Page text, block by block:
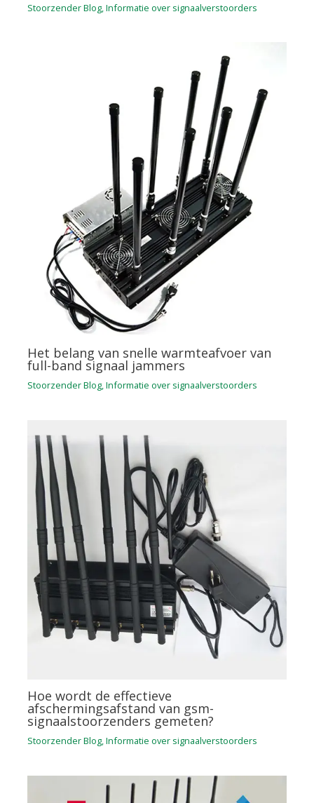
Stoorzender Blog,Informatie over signaalverstoorders
Het belang van snelle warmteafvoer van
full-band signaal jammers
Stoorzender Blog,Informatie over signaalverstoorders
Hoe wordt de effectieve
afschermingsafstand van gsm-
signaalstoorzenders gemeten?
Stoorzender Blog,Informatie over signaalverstoorders